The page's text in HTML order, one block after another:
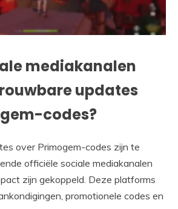
mediakanalen
updates
codes?
over Primogem-codes zijn te
officiële sociale mediakanalen
zijn gekoppeld. Deze platforms
promotionele codes en